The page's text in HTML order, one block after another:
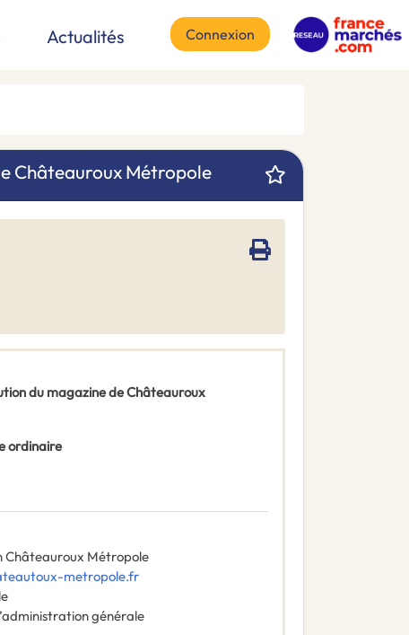
Actualités Connexion
Châteauroux Métropole
du magazine de Châteauroux
ordinaire
Métropole
metropole.fr
générale